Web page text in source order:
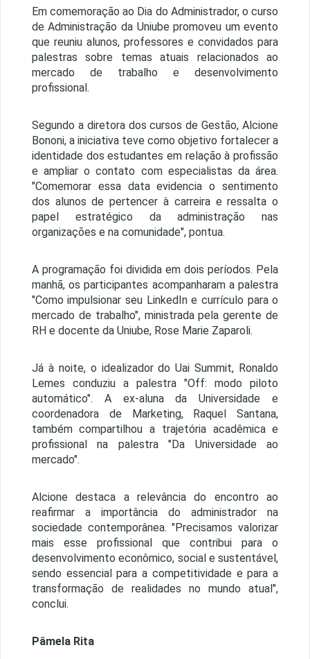
Em comemoração ao Dia do Administrador, o curso
de Administração da Uniube promoveu um evento
que reuniu alunos, professores e convidados para
palestras sobre temas atuais relacionados ao
mercado de trabalho e desenvolvimento
profissional.
Segundo a diretora dos cursos de Gestão, Alcione
Bononi, a iniciativa teve como objetivo fortalecer a
identidade dos estudantes em relação à profissão
e ampliar o contato com especialistas da área.
"Comemorar essa data evidencia o sentimento
dos alunos de pertencer à carreira e ressalta o
papel estratégico da administração nas
organizações e na comunidade", pontua.
A programação foi dividida em dois períodos. Pela
manhã, os participantes acompanharam a palestra
"Como impulsionar seu LinkedIn e currículo para o
mercado de trabalho", ministrada pela gerente de
RH e docente da Uniube, Rose Marie Zaparoli.
Já à noite, o idealizador do Uai Summit, Ronaldo
Lemes conduziu a palestra "Off: modo piloto
automático". A ex-aluna da Universidade e
coordenadora de Marketing, Raquel Santana,
também compartilhou a trajetória acadêmica e
profissional na palestra "Da Universidade ao
mercado".
Alcione destaca a relevância do encontro ao
reafirmar a importância do administrador na
sociedade contemporânea. "Precisamos valorizar
mais esse profissional que contribui para o
desenvolvimento econômico, social e sustentável,
sendo essencial para a competitividade e para a
transformação de realidades no mundo atual",
conclui.
Pâmela Rita